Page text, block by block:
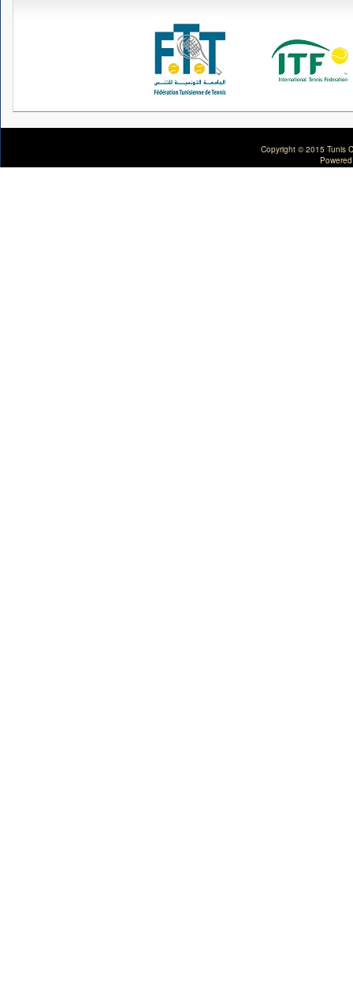
Copyright © 2015 Tunis